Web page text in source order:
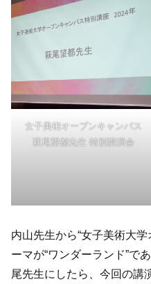
女子美術オープンキャンパス
萩尾望都先生 特別講演会
内山先生から“女子美術大
ーマが“ワンダーランド”で
尾先生にしたら、今回の講